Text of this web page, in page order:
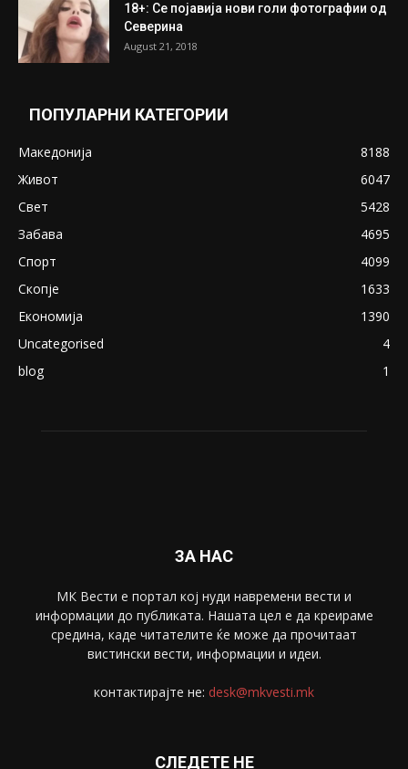
18+: Се појавија нови голи фотографии од
Северина
August 21, 2018
ПОПУЛАРНИ КАТЕГОРИИ
Македонија
8188
Живот
6047
Свет
5428
Забава
4695
Спорт
4099
Скопје
1633
Економија
1390
Uncategorised
4
blog
1
ЗА НАС
МК Вести е портал коj нуди навремени вести и
информации до публиката. Нашата цел е да креираме
средина, каде читателите ќе може да прочитаат
вистински вести, информации и идеи.
контактирајте не: desk@mkvesti.mk
СЛЕДЕТЕ НЕ